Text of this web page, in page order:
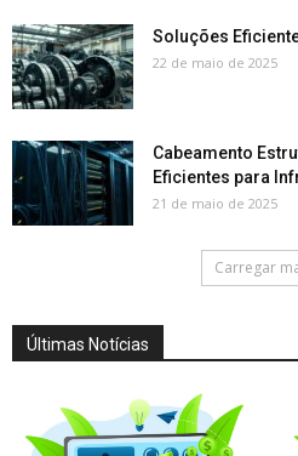
Soluções
22 de maio de 2025
Cabeamento
Eficientes para
21 de maio de 2025
Carregar
Últimas Notícias